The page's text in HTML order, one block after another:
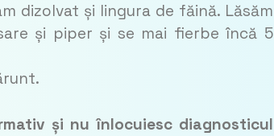
dizolvat și lingura de făină. Lăsăm
și piper și se mai fierbe încă 5
și nu înlocuiesc diagnosticul